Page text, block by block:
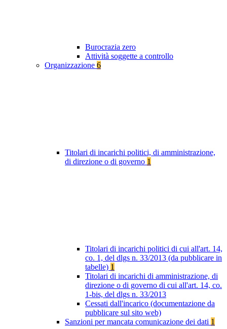
Burocrazia zero
Attività soggette a controllo
Organizzazione 6
Titolari di incarichi politici, di amministrazione,
di direzione o di governo 1
Titolari di incarichi politici di cui all'art. 14,
co. 1, del dlgs n. 33/2013 (da pubblicare in
tabelle) 1
Titolari di incarichi di amministrazione, di
direzione o di governo di cui all'art. 14, co.
1-bis, del dlgs n. 33/2013
Cessati dall'incarico (documentazione da
pubblicare sul sito web)
Sanzioni per mancata comunicazione dei dati 1